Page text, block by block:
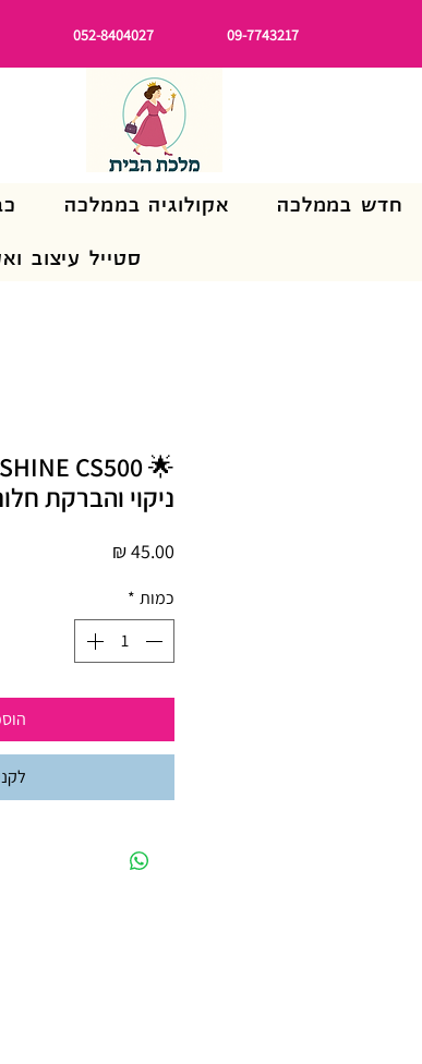
052-8404027 09-7743217
חדש בממלכה אקולוגיה בממלכה
סטייל עיצוב
ניקוי והברקת
כמות *